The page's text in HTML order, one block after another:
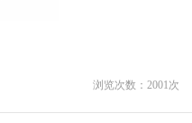
浏览次数： 2001 次